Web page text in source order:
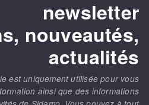
newsletter
nouveautés,
actualités
est uniquement utilisée pour vous
ainsi que des informations